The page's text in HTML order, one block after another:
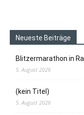
Neueste Beiträge
Blitzermarathon in
5. August 2026
(kein Titel)
5. August 2026